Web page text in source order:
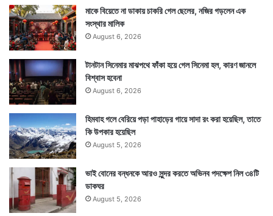
মাকে বিয়েতে না ডাকায় চাকরি গেল ছেলের, নজির গড়লেন এক
সংস্থার মালিক
August 6, 2026
টানটান সিনেমার মাঝপথে ফাঁকা হয়ে গেল সিনেমা হল, কারণ জানলে
বিশ্বাস হবেনা
August 6, 2026
হিমবাহ গলে বেরিয়ে পড়া পাহাড়ের গায়ে সাদা রং করা হয়েছিল, তাতে
কি উপকার হয়েছিল
August 5, 2026
ভাই বোনের বন্ধনকে আরও সুন্দর করতে অভিনব পদক্ষেপ নিল ৩৪টি
ডাকঘর
August 5, 2026